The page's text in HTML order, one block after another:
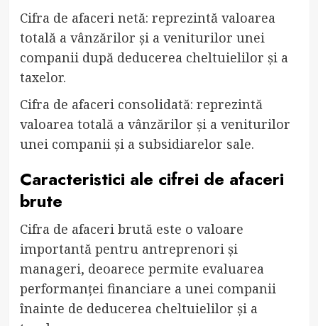
Cifra de afaceri netă: reprezintă valoarea
totală a vânzărilor și a veniturilor unei
companii după deducerea cheltuielilor și a
taxelor.
Cifra de afaceri consolidată: reprezintă
valoarea totală a vânzărilor și a veniturilor
unei companii și a subsidiarelor sale.
Caracteristici ale cifrei de afaceri
brute
Cifra de afaceri brută este o valoare
importantă pentru antreprenori și
manageri, deoarece permite evaluarea
performanței financiare a unei companii
înainte de deducerea cheltuielilor și a